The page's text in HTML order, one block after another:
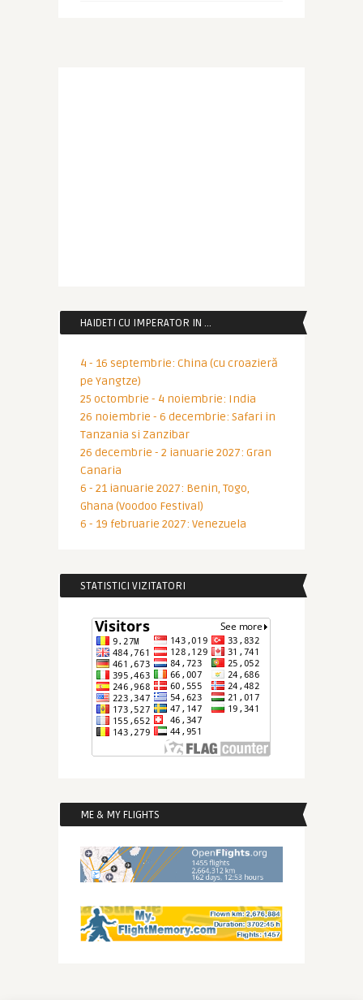
HAIDETI CU IMPERATOR IN …
4 - 16 septembrie: China (cu croazieră
pe Yangtze)
25 octombrie - 4 noiembrie: India
26 noiembrie - 6 decembrie: Safari in
Tanzania si Zanzibar
26 decembrie - 2 ianuarie 2027: Gran
Canaria
6 - 21 ianuarie 2027: Benin, Togo,
Ghana (Voodoo Festival)
6 - 19 februarie 2027: Venezuela
STATISTICI VIZITATORI
ME & MY FLIGHTS